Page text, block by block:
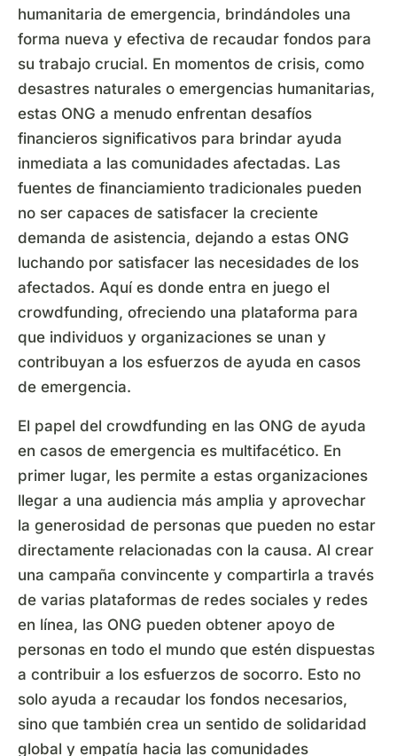
humanitaria de emergencia, brindándoles una
forma nueva y efectiva de recaudar fondos para
su trabajo crucial. En momentos de crisis, como
desastres naturales o emergencias humanitarias,
estas ONG a menudo enfrentan desafíos
financieros significativos para brindar ayuda
inmediata a las comunidades afectadas. Las
fuentes de financiamiento tradicionales pueden
no ser capaces de satisfacer la creciente
demanda de asistencia, dejando a estas ONG
luchando por satisfacer las necesidades de los
afectados. Aquí es donde entra en juego el
crowdfunding, ofreciendo una plataforma para
que individuos y organizaciones se unan y
contribuyan a los esfuerzos de ayuda en casos
de emergencia.
El papel del crowdfunding en las ONG de ayuda
en casos de emergencia es multifacético. En
primer lugar, les permite a estas organizaciones
llegar a una audiencia más amplia y aprovechar
la generosidad de personas que pueden no estar
directamente relacionadas con la causa. Al crear
una campaña convincente y compartirla a través
de varias plataformas de redes sociales y redes
en línea, las ONG pueden obtener apoyo de
personas en todo el mundo que estén dispuestas
a contribuir a los esfuerzos de socorro. Esto no
solo ayuda a recaudar los fondos necesarios,
sino que también crea un sentido de solidaridad
global y empatía hacia las comunidades